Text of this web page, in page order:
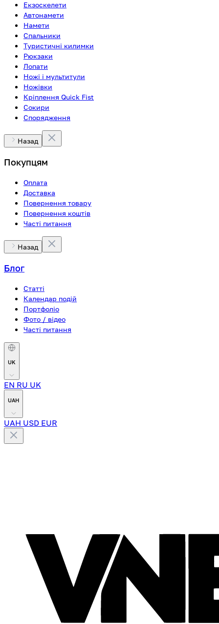
Екзоскелети
Автонамети
Намети
Спальники
Туристичні килимки
Рюкзаки
Лопати
Ножі і мультитули
Ножівки
Кріплення Quick Fist
Сокири
Спорядження
Назад
Покупцям
Оплата
Доставка
Повернення товару
Повернення коштів
Часті питання
Назад
Блог
Статті
Календар подій
Портфоліо
Фото / відео
Часті питання
UK
EN RU UK
UAH
UAH USD EUR